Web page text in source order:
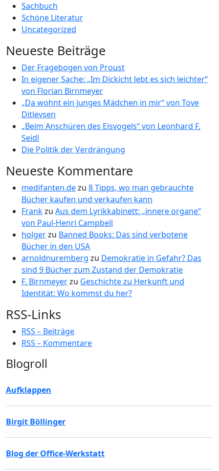
Sachbuch
Schöne Literatur
Uncategorized
Neueste Beiträge
Der Fragebogen von Proust
In eigener Sache: „Im Dickicht lebt es sich leichter“
von Florian Birnmeyer
„Da wohnt ein junges Mädchen in mir“ von Tove
Ditlevsen
„Beim Anschüren des Eisvogels“ von Leonhard F.
Seidl
Die Politik der Verdrängung
Neueste Kommentare
medifanten.dezu 8 Tipps, wo man gebrauchte
Bücher kaufen und verkaufen kann
Frankzu Aus dem Lyrikkabinett: „innere organe“
von Paul-Henri Campbell
holgerzu Banned Books: Das sind verbotene
Bücher in den USA
arnoldnuremberg zu Demokratie in Gefahr? Das
sind 9 Bücher zum Zustand der Demokratie
F. Birnmeyerzu Geschichte zu Herkunft und
Identität: Wo kommst du her?
RSS-Links
RSS – Beiträge
RSS – Kommentare
Blogroll
Aufklappen
Birgit Böllinger
Blog der Office-Werkstatt